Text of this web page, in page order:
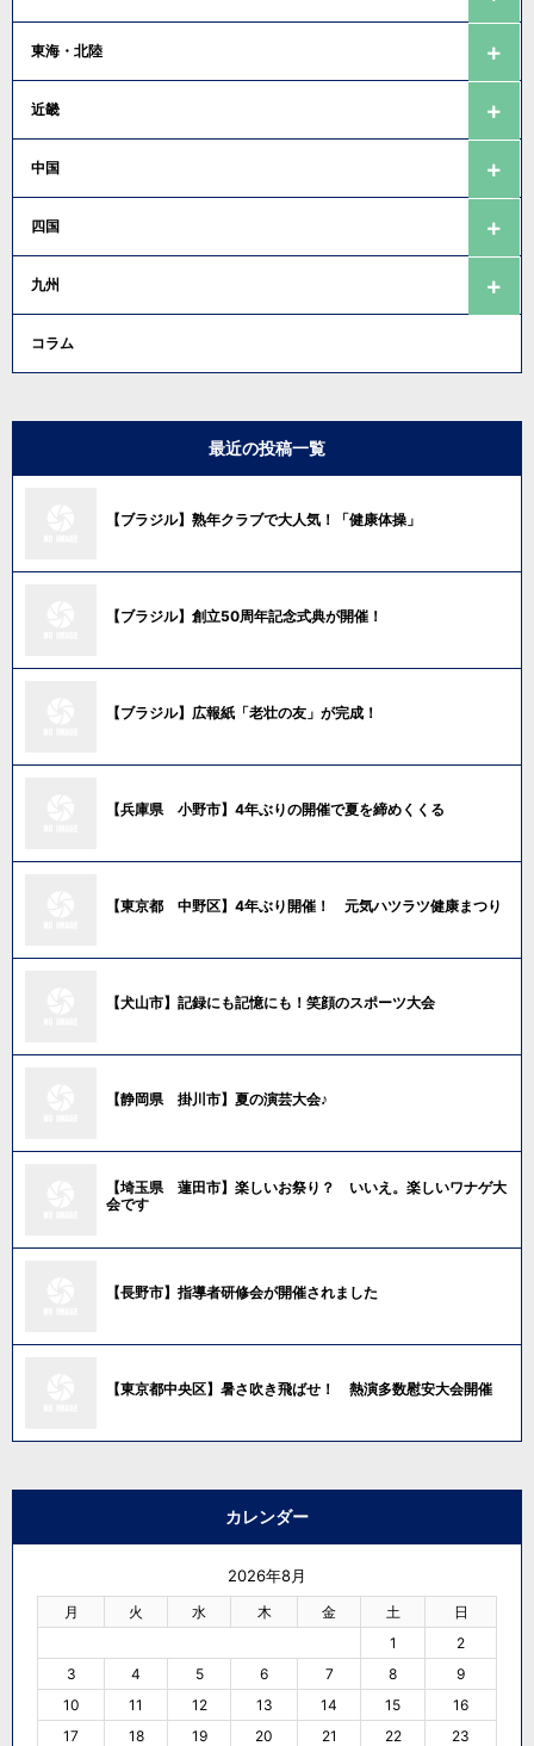
東海・北陸
近畿
中国
四国
九州
コラム
最近の投稿一覧
【ブラジル】熟年クラブで大人気！「健康体操」
【ブラジル】創立50周年記念式典が開催！
【ブラジル】広報紙「老壮の友」が完成！
【兵庫県 小野市】4年ぶりの開催で夏を締めくくる
【東京都 中野区】4年ぶり開催！ 元気ハツラツ健康まつり
【犬山市】記録にも記憶にも！笑顔のスポーツ大会
【静岡県 掛川市】夏の演芸大会♪
【埼玉県 蓮田市】楽しいお祭り？ いいえ。楽しいワナゲ大
会です
【長野市】指導者研修会が開催されました
【東京都中央区】暑さ吹き飛ばせ！ 熱演多数慰安大会開催
カレンダー
2026年8月
月 火 水 木 金 土 日
1
2
3
4 5 6 7 8
9
10
11 12 13 14 15
16
17
18 19 20 21 22
23